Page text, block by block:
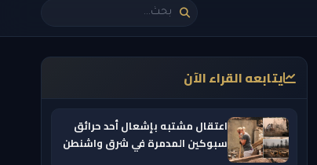
يتابعه القراء الآن
اعتقال مشتبه بإشعال أحد حرائق
سبوكين المدمرة في شرق واشنطن